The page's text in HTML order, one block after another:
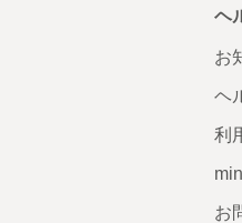
ヘ
お
ヘ
利
お